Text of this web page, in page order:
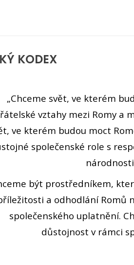
KODEX
„Chceme svět, ve kterém
vztahy mezi Romy a
ve kterém budou moct
společenské role s
být prostředníkem,
a odhodlání Romů
společenského uplatnění.
důstojnost v rámci